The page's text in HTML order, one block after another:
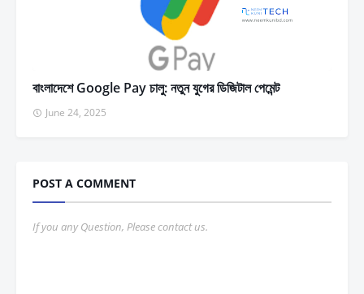
বাংলাদেশে Google Pay চালু: নতুন যুগের ডিজিটাল পেমেন্ট
June 24, 2025
POST A COMMENT
If you any Question, Please contact us.